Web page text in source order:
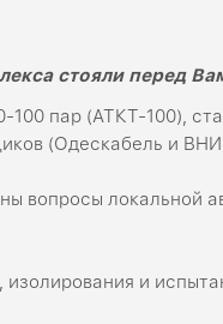
стояли перед
пар (АТКТ-100),
(Одескабель и
вопросы локальной
и